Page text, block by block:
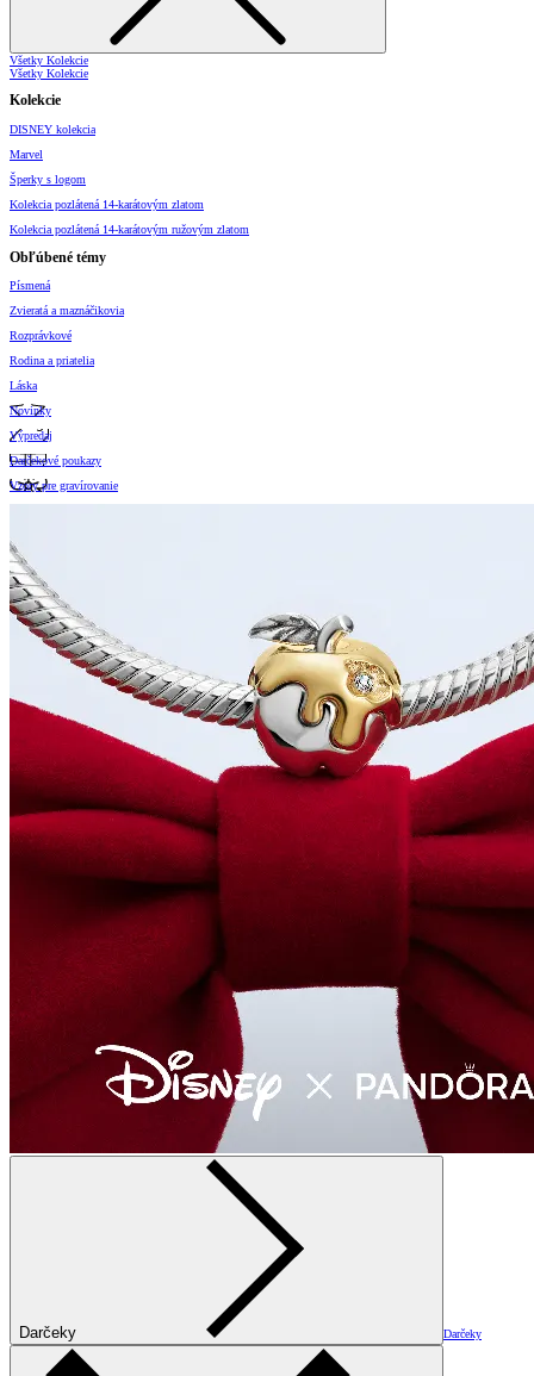
Všetky Kolekcie
Všetky Kolekcie
Kolekcie
DISNEY kolekcia
Marvel
Šperky s logom
Kolekcia pozlátená 14-karátovým zlatom
Kolekcia pozlátená 14-karátovým ružovým zlatom
Obľúbené témy
Písmená
Zvieratá a maznáčikovia
Rozprávkové
Rodina a priatelia
Láska
Novinky
Výpredaj
Darčekové poukazy
Vzory pre gravírovanie
Darčeky Darčeky